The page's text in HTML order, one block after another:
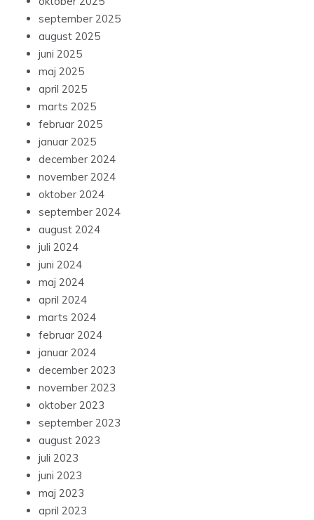
september 2025
august 2025
juni 2025
maj 2025
april 2025
marts 2025
februar 2025
januar 2025
december 2024
november 2024
oktober 2024
september 2024
august 2024
juli 2024
juni 2024
maj 2024
april 2024
marts 2024
februar 2024
januar 2024
december 2023
november 2023
oktober 2023
september 2023
august 2023
juli 2023
juni 2023
maj 2023
april 2023